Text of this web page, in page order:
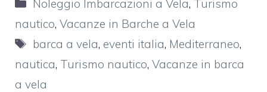
Noleggio Imbarcazioni a Vela, Turismo
nautico, Vacanze in Barche a Vela
Tag
barca a vela, eventi italia, Mediterraneo,
nautica, Turismo nautico, Vacanze in barca
a vela